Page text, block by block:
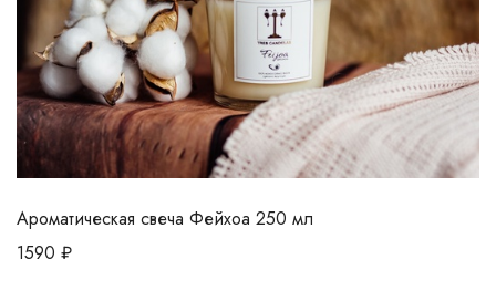
Ароматическая свеча Фейхоа 250 мл
1590 ₽